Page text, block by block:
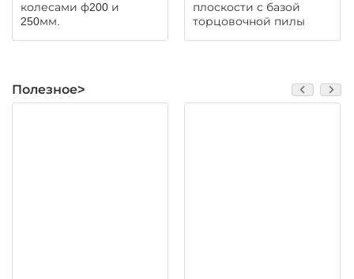
колесами ф200 и
250мм.
плоскости с базой
торцовочной пилы
Полезное>